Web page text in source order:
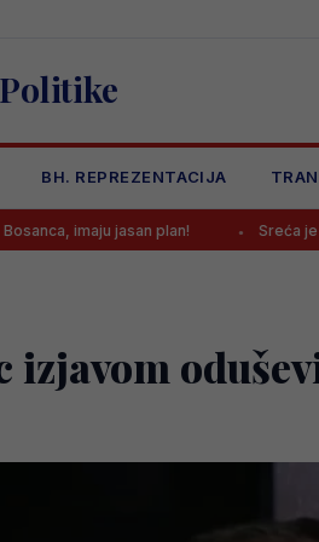
BH. REPREZENTACIJA
plan! Sreća je Emanu Košpi
izjavom